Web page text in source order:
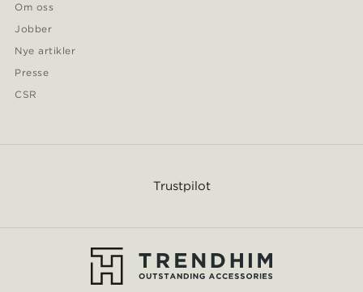
Om oss
Jobber
Nye artikler
Presse
CSR
Trustpilot